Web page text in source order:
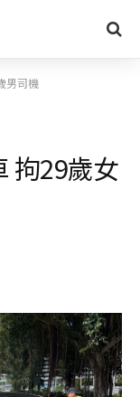
男司機
拘29歲女